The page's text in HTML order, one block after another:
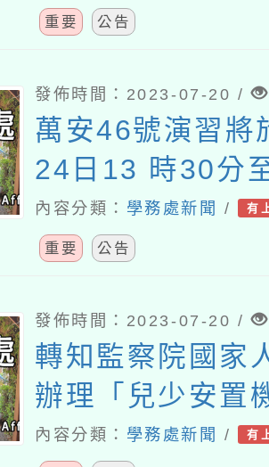
重要 公告
發佈時間：2023-07-20 /
萬安46號演習將
24日13 時30分
內容分類： 學務處新聞 / 有
重要 公告
發佈時間：2023-07-20 /
轉知監察院國家
辦理「兒少安置
性侵議題系統性
內容分類： 學務處新聞 / 有